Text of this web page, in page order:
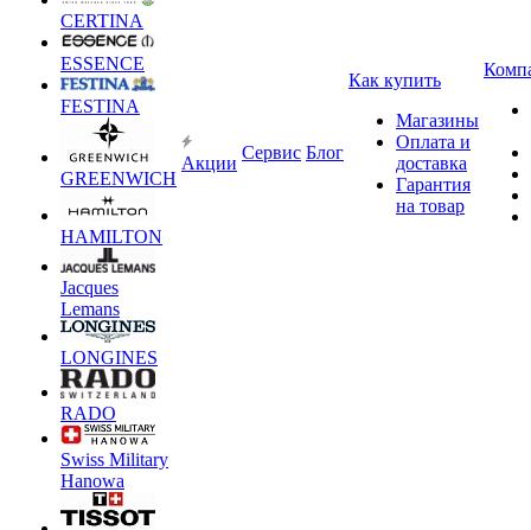
CERTINA
ESSENCE
FESTINA
GREENWICH
HAMILTON
Jacques
Lemans
LONGINES
RADO
Swiss Military
Hanowa
Акции
Сервис Блог
Как купить
Магазины
Оплата и
доставка
Гарантия
на товар